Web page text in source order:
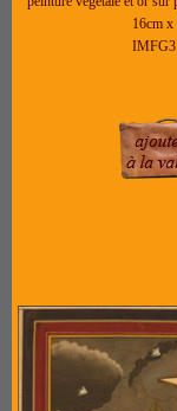
16cm x
IMFG3